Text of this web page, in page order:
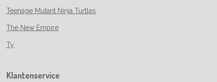
Teenage Mutant Ninja Turtles
The New Empire
Ty
Klantenservice